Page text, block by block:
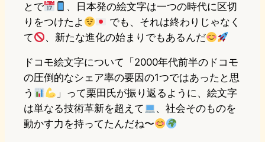
とで
、日本発の絵文字は一つの時代に区切
りをつけたよ
でも、それは終わりじゃなく
て
、新たな進化の始まりでもあるんだ
ドコモ絵文字について「2000年代前半のドコモ
の圧倒的なシェア率の要因の1つではあったと思
う
」って栗田氏が振り返るように、絵文字
は単なる技術革新を超えて
、社会そのものを
動かす力を持ってたんだね〜